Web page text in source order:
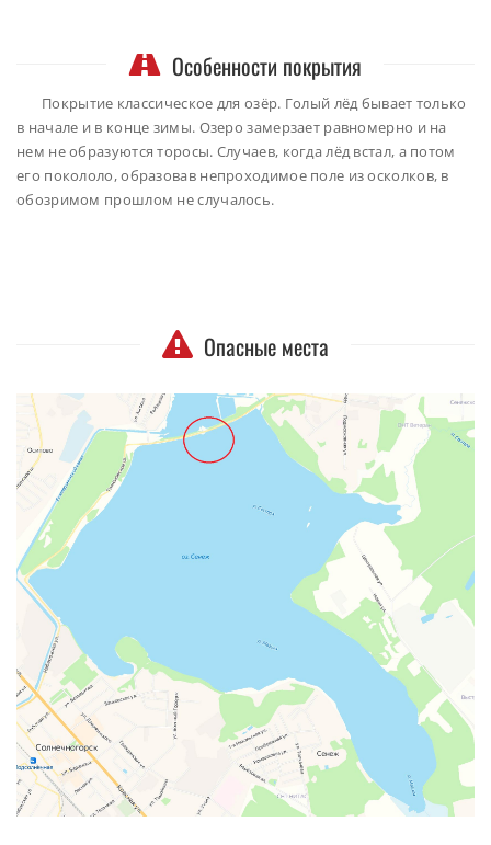
Особенности покрытия
Покрытие классическое для озёр. Голый лёд бывает только
в начале и в конце зимы. Озеро замерзает равномерно и на
нем не образуются торосы. Случаев, когда лёд встал, а потом
его покололо, образовав непроходимое поле из осколков, в
обозримом прошлом не случалось.
Опасные места